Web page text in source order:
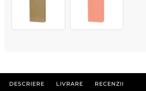
DESCRIERE LIVRARE RECENZII